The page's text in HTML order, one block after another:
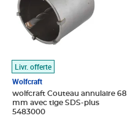
Livr. offerte
Wolfcraft
wolfcraft Couteau annulaire 68
mm avec tige SDS-plus
5483000